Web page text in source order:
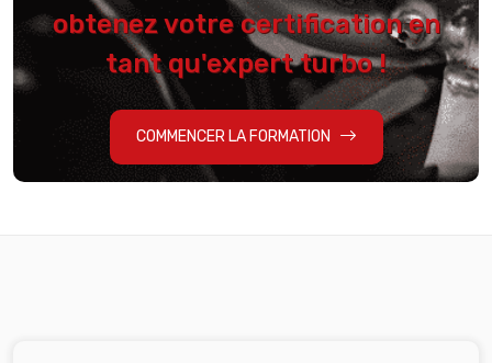
obtenez votre certification en
tant qu'expert turbo !
COMMENCER LA FORMATION